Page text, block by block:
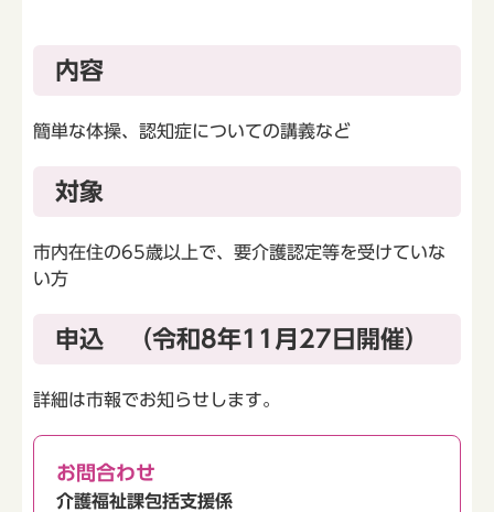
内容
簡単な体操、認知症についての講義など
対象
市内在住の65歳以上で、要介護認定等を受けていな
い方
申込 （令和8年11月27日開催）
詳細は市報でお知らせします。
お問合わせ
介護福祉課包括支援係